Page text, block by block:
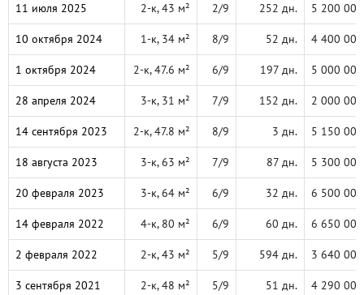
11 июля 2025 2-к, 43 м² 2/9 252 дн. 5 200 000
10 октября 2024 1-к, 34 м² 8/9 52 дн. 4 400 000
1 октября 2024 2-к, 47.6 м² 6/9 197 дн. 5 000 000
28 апреля 2024 3-к, 31 м² 7/9 152 дн. 2 000 000
14 сентября 2023 2-к, 47.8 м² 8/9 3 дн. 5 150 000
18 августа 2023 3-к, 63 м² 7/9 87 дн. 5 300 000
20 февраля 2023 3-к, 64 м² 6/9 32 дн. 6 500 000
14 февраля 2022 4-к, 80 м² 6/9 60 дн. 6 650 000
2 февраля 2022 2-к, 43 м² 5/9 594 дн. 3 640 000
3 сентября 2021 2-к, 48 м² 5/9 51 дн. 4 290 000